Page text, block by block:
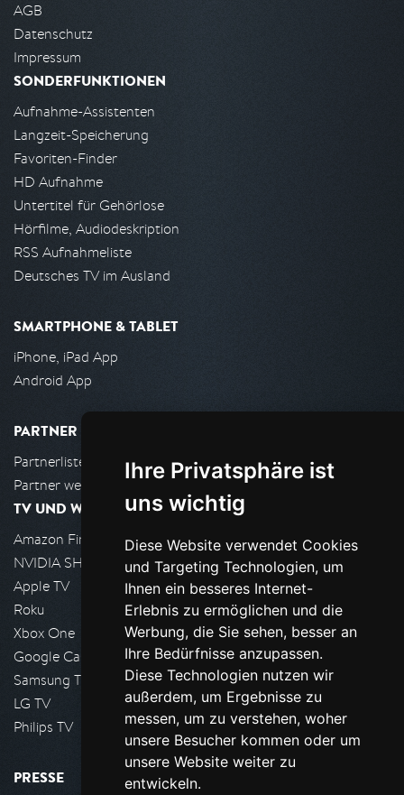
Ihre Privatsphäre ist
uns wichtig
Diese Website verwendet Cookies
und Targeting Technologien, um
Ihnen ein besseres Internet-
Erlebnis zu ermöglichen und die
Werbung, die Sie sehen, besser an
Ihre Bedürfnisse anzupassen.
Diese Technologien nutzen wir
außerdem, um Ergebnisse zu
messen, um zu verstehen, woher
unsere Besucher kommen oder um
unsere Website weiter zu
entwickeln.
AGB
Datenschutz
Impressum
SONDERFUNKTIONEN
Aufnahme-Assistenten
Langzeit-Speicherung
Favoriten-Finder
HD Aufnahme
Untertitel für Gehörlose
Hörfilme, Audiodeskription
RSS Aufnahmeliste
Deutsches TV im Ausland
SMARTPHONE & TABLET
iPhone, iPad App
Android App
PARTNER
Partnerliste
Partner werden
TV UND WOHNZIMMER
Amazon FireTV
NVIDIA SHIELD, Google TV
Apple TV
Roku
Xbox One
Google Cast
Samsung TV
LG TV
Philips TV
PRESSE